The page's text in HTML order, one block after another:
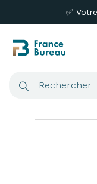
✅